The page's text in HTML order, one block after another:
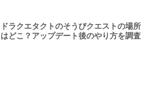
ドラクエタクトのそうびクエストの場所
はどこ？アップデート後のやり方を調査